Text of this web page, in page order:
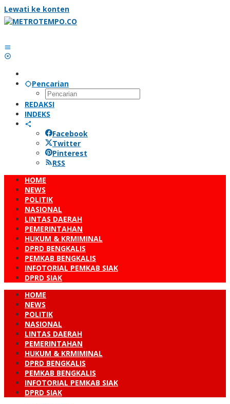
Lewati ke konten
Pencarian
REDAKSI
INDEKS
Facebook
Twitter
Pinterest
RSS
HOME
NEWS
POLITIK
NASIONAL
LINTAS DAERAH
PEMERINTAHAN
HUKUM & KRMIMINAL
DPRD BENGKALIS
PEMKAB BENGKALIS
INFOTORIAL PEMKAB SIAK
DPRD SIAK
HOME
NEWS
POLITIK
NASIONAL
LINTAS DAERAH
PEMERINTAHAN
HUKUM & KRMIMINAL
DPRD BENGKALIS
PEMKAB BENGKALIS
INFOTORIAL PEMKAB SIAK
DPRD SIAK